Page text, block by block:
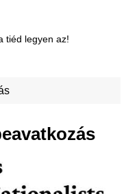
tiéd legyen az!